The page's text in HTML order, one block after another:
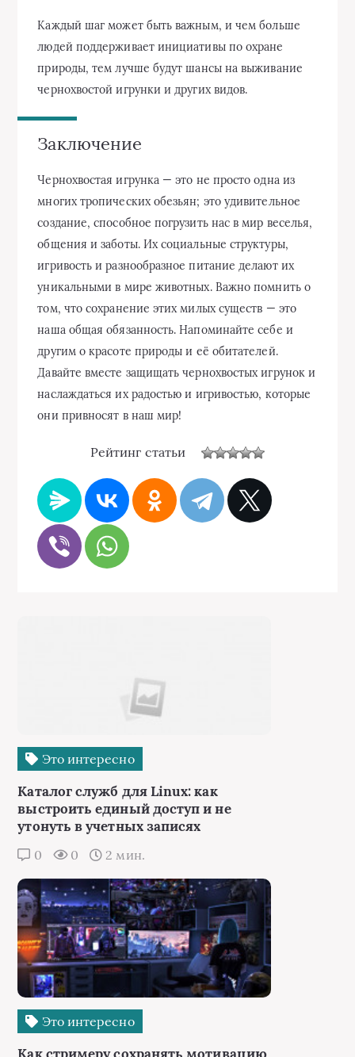
Каждый шаг может быть важным, и чем больше
людей поддерживает инициативы по охране
природы, тем лучше будут шансы на выживание
чернохвостой игрунки и других видов.
Заключение
Чернохвостая игрунка — это не просто одна из
многих тропических обезьян; это удивительное
создание, способное погрузить нас в мир веселья,
общения и заботы. Их социальные структуры,
игривость и разнообразное питание делают их
уникальными в мире животных. Важно помнить о
том, что сохранение этих милых существ — это
наша общая обязанность. Напоминайте себе и
другим о красоте природы и её обитателей.
Давайте вместе защищать чернохвостых игрунок и
наслаждаться их радостью и игривостью, которые
они привносят в наш мир!
Рейтинг статьи
Это интересно
Каталог служб для Linux: как
выстроить единый доступ и не
утонуть в учетных записях
0 0 2 мин.
Это интересно
Как стримеру сохранять мотивацию